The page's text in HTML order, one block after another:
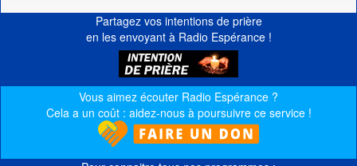
Partagez vos intentions de prière
en les envoyant à Radio Espérance !
Vous aimez écouter Radio Espérance ?
Cela a un coût : aidez-nous à poursuivre ce service !